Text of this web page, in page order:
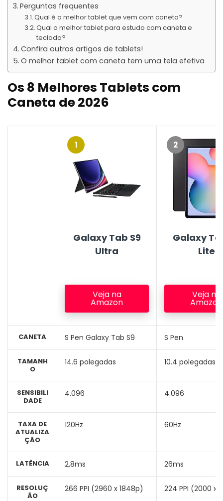
Perguntas frequentes
Qual é o melhor tablet que vem com caneta?
Qual o melhor tablet para estudo com caneta e
teclado?
Confira outros artigos de tablets!
O melhor tablet com caneta tem uma tela efetiva
Os 8 Melhores Tablets com
Caneta de 2026
CANETA
TAMANH
O
SENSIBILI
DADE
TAXA DE
ATUALIZA
ÇÃO
LATÊNCIA
RESOLUÇ
ÃO
1
Galaxy Tab S9
Ultra
Veja na
Amazon
S Pen Galaxy Tab S9
14.6 polegadas
4.096
120Hz
2,8ms
266 PPI (2960 x 1848p)
2
Galaxy
Lite
Veja na
Amazon
S Pen
10.4 polegadas
4.096
60Hz
26ms
224 PPI (2000 x